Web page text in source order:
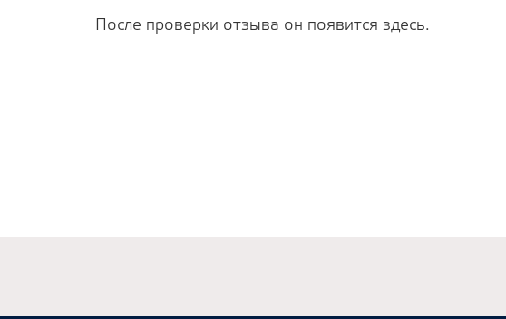
После проверки отзыва он появится здесь.